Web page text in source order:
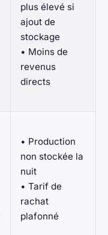
plus élevé si
ajout de
stockage
• Moins de
revenus
directs
• Production
non stockée la
nuit
• Tarif de
rachat
plafonné